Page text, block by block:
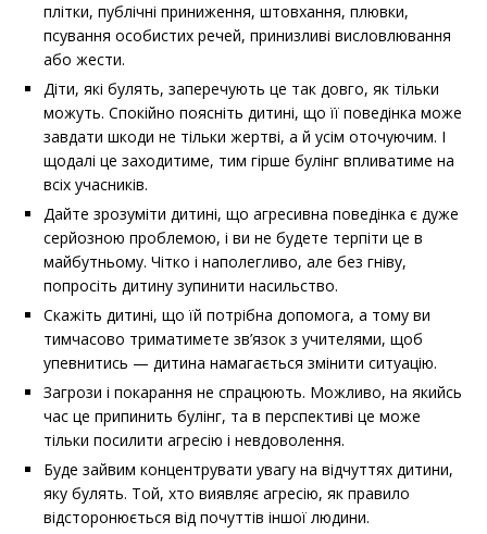
плітки, публічні приниження, штовхання, плювки,
псування особистих речей, принизливі висловлювання
або жести.
Діти, які булять, заперечують це так довго, як тільки
можуть. Спокійно поясніть дитині, що її поведінка може
завдати шкоди не тільки жертві, а й усім оточуючим. І
щодалі це заходитиме, тим гірше булінг впливатиме на
всіх учасників.
Дайте зрозуміти дитині, що агресивна поведінка є дуже
серйозною проблемою, і ви не будете терпіти це в
майбутньому. Чітко і наполегливо, але без гніву,
попросіть дитину зупинити насильство.
Скажіть дитині, що їй потрібна допомога, а тому ви
тимчасово триматимете зв’язок з учителями, щоб
упевнитись — дитина намагається змінити ситуацію.
Загрози і покарання не спрацюють. Можливо, на якийсь
час це припинить булінг, та в перспективі це може
тільки посилити агресію і невдоволення.
Буде зайвим концентрувати увагу на відчуттях дитини,
яку булять. Той, хто виявляє агресію, як правило
відсторонюється від почуттів іншої людини.